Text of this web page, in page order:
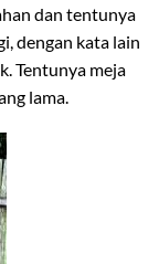
dan tentunya
dengan kata lain
Tentunya meja
lama.